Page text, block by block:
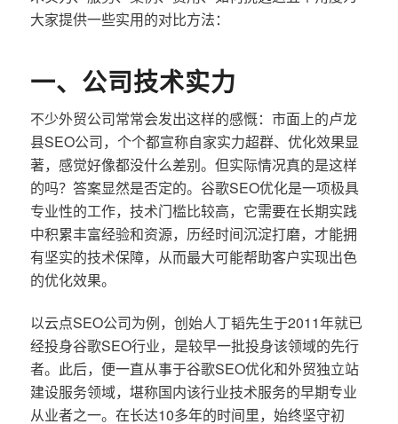
大家提供一些实用的对比方法：
一、公司技术实力
不少外贸公司常常会发出这样的感慨：市面上的卢龙
县SEO公司，个个都宣称自家实力超群、优化效果显
著，感觉好像都没什么差别。但实际情况真的是这样
的吗？答案显然是否定的。谷歌SEO优化是一项极具
专业性的工作，技术门槛比较高，它需要在长期实践
中积累丰富经验和资源，历经时间沉淀打磨，才能拥
有坚实的技术保障，从而最大可能帮助客户实现出色
的优化效果。
以云点SEO公司为例，创始人丁韬先生于2011年就已
经投身谷歌SEO行业，是较早一批投身该领域的先行
者。此后，便一直从事于谷歌SEO优化和外贸独立站
建设服务领域，堪称国内该行业技术服务的早期专业
从业者之一。在长达10多年的时间里，始终坚守初